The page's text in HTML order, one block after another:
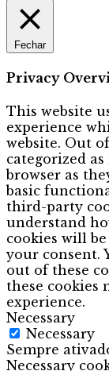
Fechar
Privacy
This website
experience
website. Out
categorized
browser as
basic
third-party
understand
cookies will
your consent.
out of these
these cookies
experience.
Necessary
Necessary
Sempre
Necessary